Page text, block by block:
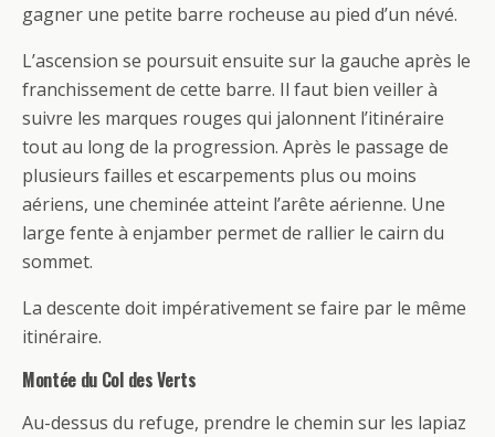
gagner une petite barre rocheuse au pied d’un névé.
L’ascension se poursuit ensuite sur la gauche après le
franchissement de cette barre. Il faut bien veiller à
suivre les marques rouges qui jalonnent l’itinéraire
tout au long de la progression. Après le passage de
plusieurs failles et escarpements plus ou moins
aériens, une cheminée atteint l’arête aérienne. Une
large fente à enjamber permet de rallier le cairn du
sommet.
La descente doit impérativement se faire par le même
itinéraire.
Montée du Col des Verts
Au-dessus du refuge, prendre le chemin sur les lapiaz